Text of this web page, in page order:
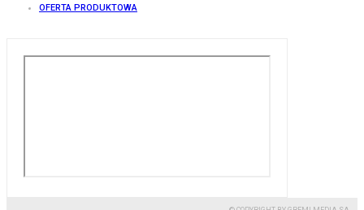
OFERTA PRODUKTOWA